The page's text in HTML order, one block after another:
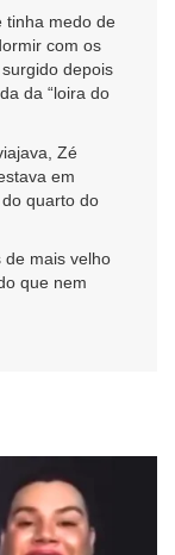
tinha medo de
com os
depois
da “loira do
Zé
em
quarto do
de mais velho
que nem